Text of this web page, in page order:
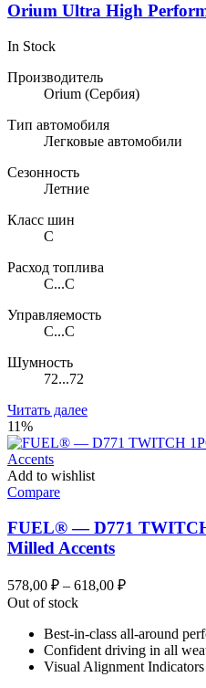
Orium Ultra High
In Stock
Производитель
Orium (Сербия)
Тип автомобиля
Легковые автомобили
Сезонность
Летние
Класс шин
C
Расход топлива
C...C
Управляемость
C...C
Шумность
72...72
Читать далее
11%
Add to wishlist
Compare
FUEL® — D771
Milled Accents
578,00 ₽ – 618,00 ₽Диапазон
–
618,00 ₽
Out of stock
Best-in-class all-around
Confident driving in all
Visual Alignment Indicators